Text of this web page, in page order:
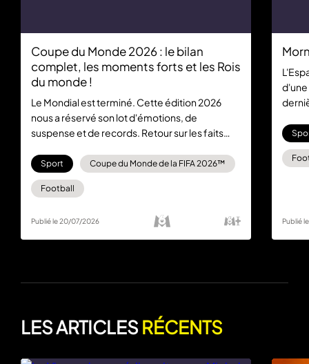
Coupe du Monde 2026 : le bilan
complet, les moments forts et les Rois
du monde !
Le Mondial est terminé. Cette édition 2026
nous a réservé son lot d'émotions, de
suspense et de records. Retour sur les faits
l'Espagne.
Sport Coupe du Monde de la FIFA 2026™
Football
Publié le 20/07/2026
d'une
Publié
LES ARTICLESRÉCENTS